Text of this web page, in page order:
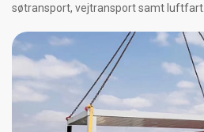
søtransport, vejtransport samt luftfart.